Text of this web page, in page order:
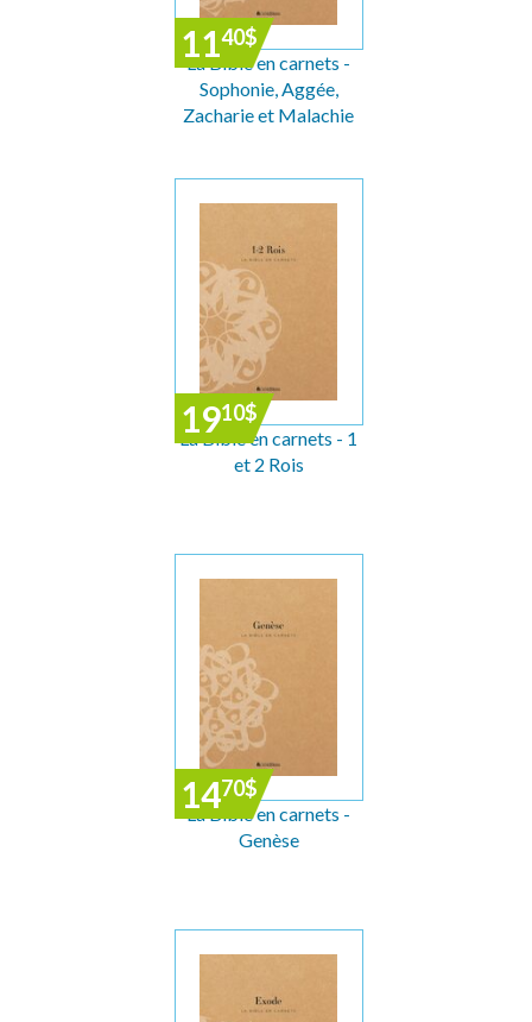
1140$
La Bible en carnets -
Sophonie, Aggée,
Zacharie et Malachie
1910$
La Bible en carnets - 1
et 2 Rois
1470$
La Bible en carnets -
Genèse